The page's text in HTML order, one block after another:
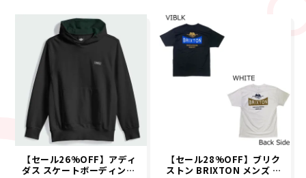
【セール26%OFF】アディ
ダス スケートボーディング
【セール28%OFF】ブリク
ストン BRIXTON メンズ 半